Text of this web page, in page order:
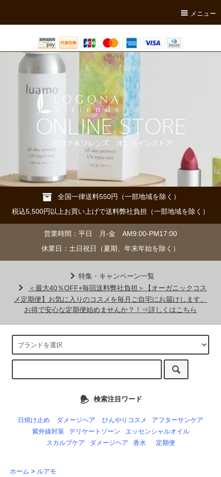
メニュー
全国一律送料550円（一部地域を除く）
税込5,500円以上お買い上げで送料弊社負担（一部地域を除く）
営業時間：平日 月-金 AM9:00-PM17:00
休業日：土日祝日（夏期、年末年始を除く）
特集・キャンペーン一覧
＜最大40％OFF+毎回送料弊社負担＞【オーガニックコス
メ定期便】お気に入りのコスメを毎月ご自宅にお届けします。
お得で安心な定期便始めませんか？！⇒詳しくはこちら
検索注目ワード
日焼け止め ダメージヘア ひんやりコスメ
アフターサンケア
紫外線対策
デリケートゾーン
エッセンシャルオイル
スカルプケア
ダメージヘア 香水 定期便
ホーム > ルアモ